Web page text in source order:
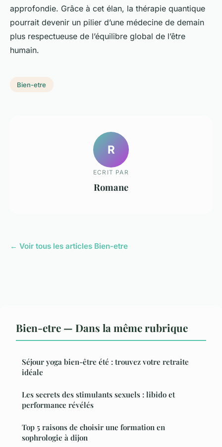
approfondie. Grâce à cet élan, la thérapie quantique
pourrait devenir un pilier d’une médecine de demain
plus respectueuse de l’équilibre global de l’être
humain.
Bien-etre
R
ECRIT PAR
Romane
← Voir tous les articles Bien-etre
Bien-etre — Dans la même rubrique
Séjour yoga bien-être été : trouvez votre retraite
idéale
Les secrets des stimulants sexuels : libido et
performance révélés
Top 5 raisons de choisir une formation en
sophrologie à dijon